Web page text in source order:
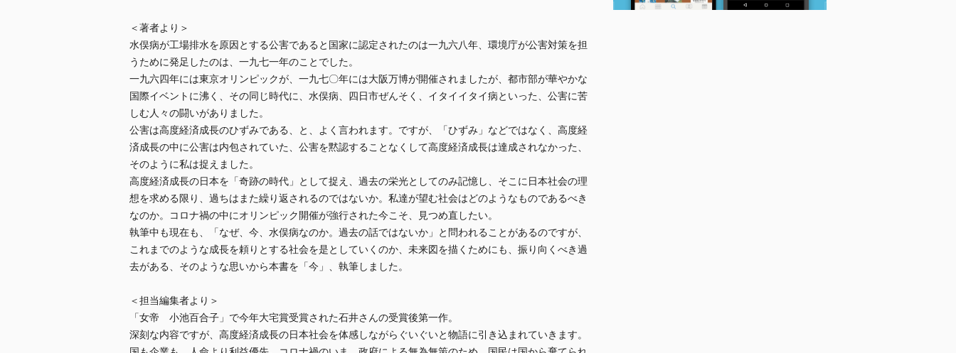
＜著者より＞
水俣病が工場排水を原因とする公害であると国家に認定されたのは一九六八年、環境庁が公害対策を担
うために発足したのは、一九七一年のことでした。
一九六四年には東京オリンピックが、一九七〇年には大阪万博が開催されましたが、都市部が華やかな
国際イベントに沸く、その同じ時代に、水俣病、四日市ぜんそく、イタイイタイ病といった、公害に苦
しむ人々の闘いがありました。
公害は高度経済成長のひずみである、と、よく言われます。ですが、「ひずみ」などではなく、高度経
済成長の中に公害は内包されていた、公害を黙認することなくして高度経済成長は達成されなかった、
そのように私は捉えました。
高度経済成長の日本を「奇跡の時代」として捉え、過去の栄光としてのみ記憶し、そこに日本社会の理
想を求める限り、過ちはまた繰り返されるのではないか。私達が望む社会はどのようなものであるべき
なのか。コロナ禍の中にオリンピック開催が強行された今こそ、見つめ直したい。
執筆中も現在も、「なぜ、今、水俣病なのか。過去の話ではないか」と問われることがあるのですが、
これまでのような成長を頼りとする社会を是としていくのか、未来図を描くためにも、振り向くべき過
去がある、そのような思いから本書を「今」、執筆しました。
＜担当編集者より＞
「女帝 小池百合子」で今年大宅賞受賞された石井さんの受賞後第一作。
深刻な内容ですが、高度経済成長の日本社会を体感しながらぐいぐいと物語に引き込まれていきます。